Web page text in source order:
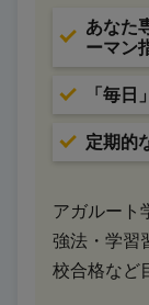
あなた
ーマン
「毎
定期的
アガルート
強法・学習
校合格など